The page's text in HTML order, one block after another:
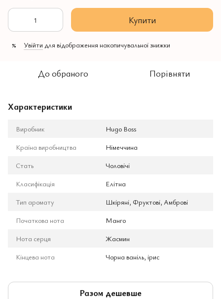
Купити
% Увійти для відображення накопичувальної знижки
До обраного Порівняти
Характеристики
Виробник
Hugo Boss
Країна виробництва
Німеччина
Стать
Чоловічі
Класифікація
Елітна
Тип аромату
Шкіряні, Фруктові, Амброві
Початкова нота
Манго
Нота серця
Жасмин
Кінцева нота
Чорна ваніль, ірис
Разом дешевше